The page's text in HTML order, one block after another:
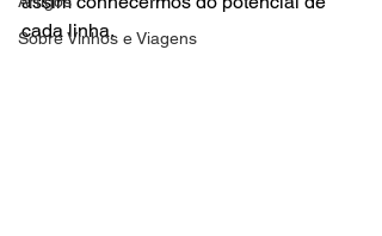
Sobre Vinhos e Viagens
cada linha.